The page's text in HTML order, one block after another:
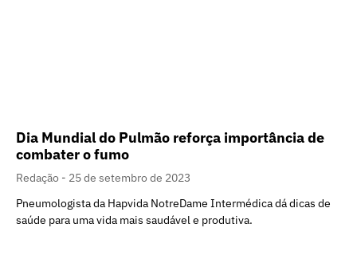
Dia Mundial do Pulmão reforça importância de
combater o fumo
Redação
25 de setembro de 2023
Pneumologista da Hapvida NotreDame Intermédica dá dicas de
saúde para uma vida mais saudável e produtiva.